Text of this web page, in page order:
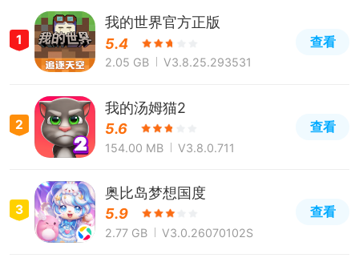
1
我的世界官方正版
5.4
2.05 GB V3.8.25.293531
查看
2
我的汤姆猫2
5.6
154.00 MB V3.8.0.711
查看
3
奥比岛梦想国度
5.9
2.77 GB V3.0.26070102S
查看